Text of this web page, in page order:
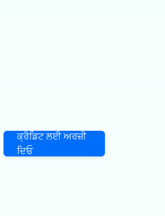
ਕ੍ਰੈਡਿਟ ਲਈ ਅਰਜ਼ੀ
ਦਿਓ